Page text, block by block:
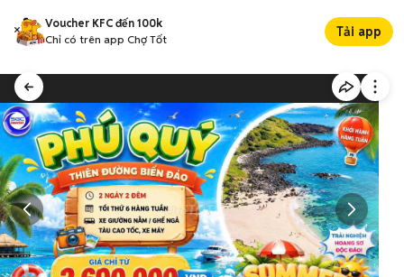
Voucher KFC đến 100k
Chỉ có trên app Chợ Tốt
Tải app